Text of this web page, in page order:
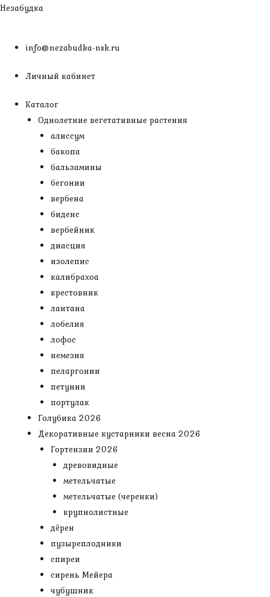
Перейти
Незабудка
info@nezabudka-nsk.ru
Личный кабинет
Каталог
Однолетние вегетативные растения
алиссум
бакопа
бальзамины
бегонии
вербена
биденс
вербейник
диасция
изолепис
калибрахоа
крестовник
лантана
лобелия
лофос
немезия
пеларгонии
петунии
портулак
Голубика 2026
Декоративные кустарники весна 2026
Гортензии 2026
древовидные
метельчатые
метельчатые (черенки)
крупнолистные
дёрен
пузыреплодники
спиреи
сирень Мейера
чубушник